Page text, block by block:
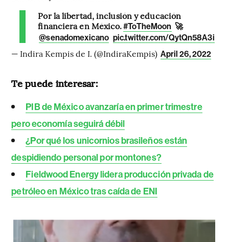
Por la libertad, inclusión y educación
financiera en México.#ToTheMoon 🚀
@senadomexicano pic.twitter.com/QytQn58A3i
— Indira Kempis de I. (@IndiraKempis) April 26, 2022
Te puede interesar:
PIB de México avanzaría en primer trimestre
pero economía seguirá débil
¿Por qué los unicornios brasileños están
despidiendo personal por montones?
Fieldwood Energy lidera producción privada de
petróleo en México tras caída de ENI